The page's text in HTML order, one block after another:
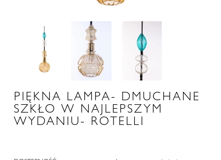
PIĘKNA LAMPA- DMUCHANE
SZKŁO W NAJLEPSZYM
WYDANIU- ROTELLI